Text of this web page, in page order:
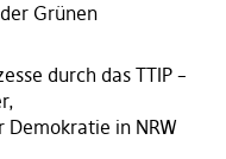
Grünen
durch das TTIP –
in NRW